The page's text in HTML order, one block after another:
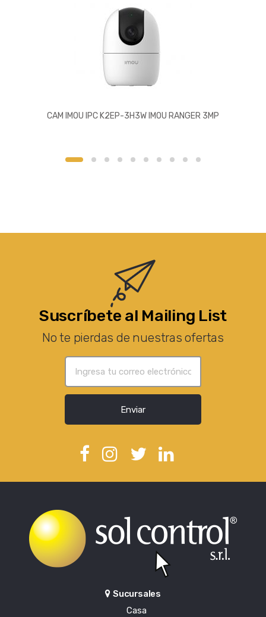
CAM IMOU IPC K2EP-3H3W IMOU RANGER 3MP
Suscríbete al Mailing List
No te pierdas de nuestras ofertas
Enviar
Sucursales
Casa